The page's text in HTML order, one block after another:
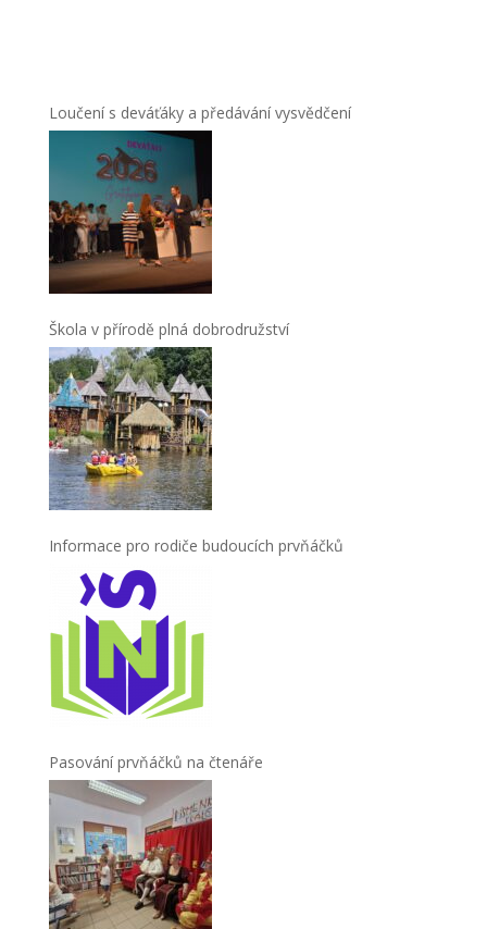
Loučení s deváťáky a předávání vysvědčení
Škola v přírodě plná dobrodružství
Informace pro rodiče budoucích prvňáčků
Pasování prvňáčků na čtenáře